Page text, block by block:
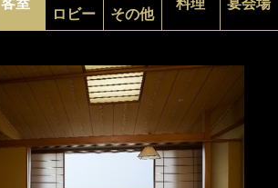
ロビー
その他